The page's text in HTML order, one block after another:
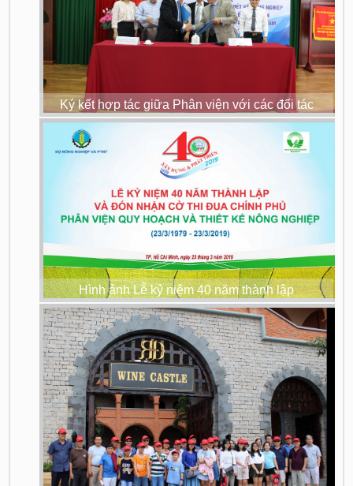
Ký kết hợp tác giữa Phân viện với các đối tác
Hình ảnh Lễ kỷ niệm 40 năm thành lập